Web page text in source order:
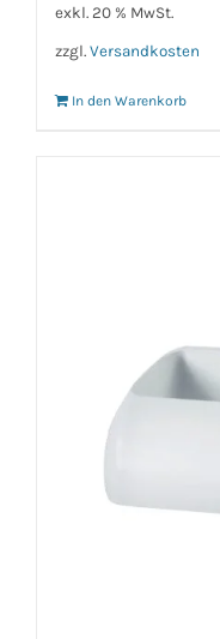
exkl. 20 % MwSt.
zzgl. Versandkosten
In den Warenkorb